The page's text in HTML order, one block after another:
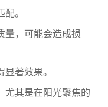
。
量，可能会造成损
著效果。
尤其是在阳光聚焦的